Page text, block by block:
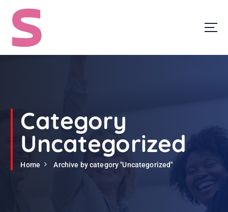
Category
Uncategorized
Home Archive by category "Uncategorized"